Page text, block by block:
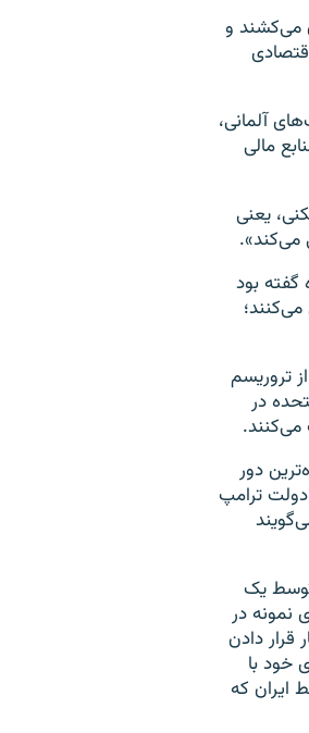
می‌کشند و
آلمانی،
مالی
یعنی
می‌کند».
گفته بود
تروریسم
در
می‌کنند.
دور
ترامپ
توسط یک
نمونه در
دادن
خود با
ایران که